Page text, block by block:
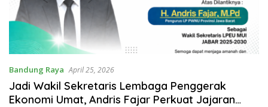
Bandung Raya April 25, 2026
Jadi Wakil Sekretaris Lembaga Penggerak
Ekonomi Umat, Andris Fajar Perkuat Jajaran